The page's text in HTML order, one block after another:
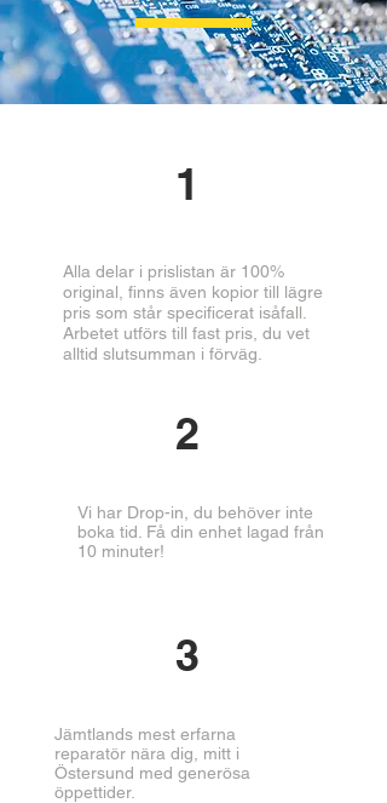
1
Alla delar i prislistan är 100%
original, finns även kopior till lägre
pris som står specificerat isåfall.
Arbetet utförs till fast pris, du vet
alltid slutsumman i förväg.
2
Vi har Drop-in, du behöver inte
boka tid. Få din enhet lagad från
10 minuter!
3
Jämtlands mest erfarna
reparatör nära dig, mitt i
Östersund med generösa
öppettider.